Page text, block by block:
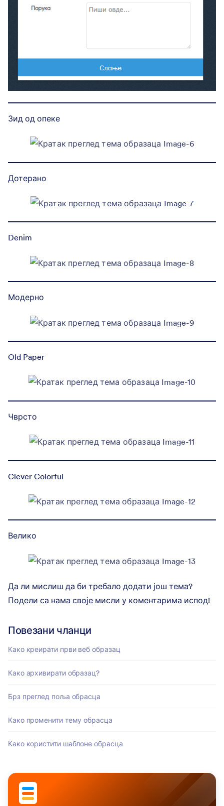
Зид од опеке
Дотерано
Denim
Модерно
Old Paper
Чврсто
Clever Colorful
Велико
Да ли мислиш да би требало додати још тема?
Подели са нама своје мисли у коментарима испод!
Повезани чланци
Како креирати први веб образац
Како архивирати образац?
Брз преглед поља обрасца
Како променити тему обрасца
Како користити шаблоне обрасца